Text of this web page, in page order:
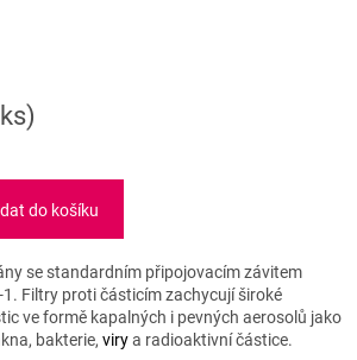
do košíku
se standardním připojovacím závitem
1. Filtry proti částicím zachycují široké
ve formě kapalných i pevných aerosolů jako
bakterie, virya radioaktivní částice.